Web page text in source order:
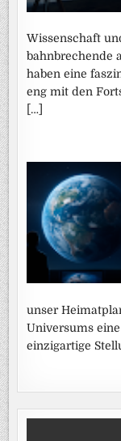
Wissenschaft
bahnbrechende
haben eine
eng mit den
[…]
unser
Universums
einzigartige